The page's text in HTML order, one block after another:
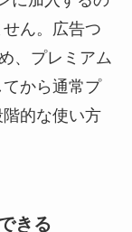
ん。広告つ
、プレミアム
から通常プ
的な使い方
きる